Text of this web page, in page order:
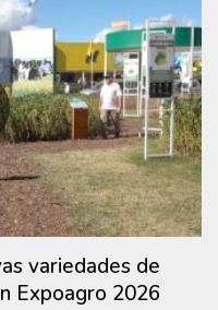
variedades de
Expoagro 2026